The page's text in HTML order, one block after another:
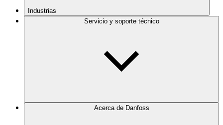
Industrias
Servicio y soporte técnico
Acerca de Danfoss